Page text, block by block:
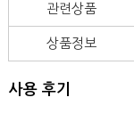
관련상품
상품정보
사용 후기